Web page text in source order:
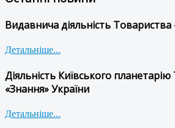
Видавнича діяльність Товариства
Детальніше...
Діяльність Київського
«Знання» України
Детальніше...